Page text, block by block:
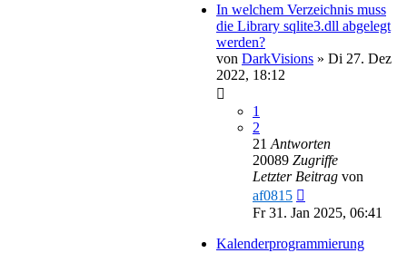
In welchem Verzeichnis muss
die Library sqlite3.dll abgelegt
werden?
von DarkVisions » Di 27. Dez
2022, 18:12
1
2
21 Antworten
20089 Zugriffe
Letzter Beitrag von
af0815
Fr 31. Jan 2025, 06:41
Kalenderprogrammierung